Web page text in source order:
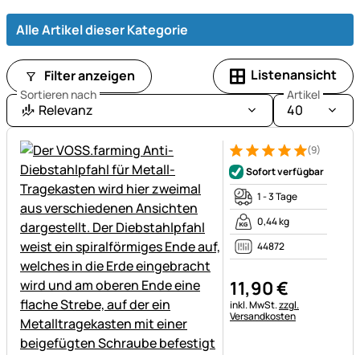
Wetterlage.
Alle Artikel dieser Kategorie
Filter anzeigen Listenansicht
Sortieren nach
Relevanz
Artikel
40
Bewertung: 5 von 5 (9
9 Bewertungen
(9)
Sofort verfügbar
1 - 3 Tage
0,44 kg
44872
11,90€
Steuerhinweis:
inkl. MwSt.zzgl.
Versandkosten